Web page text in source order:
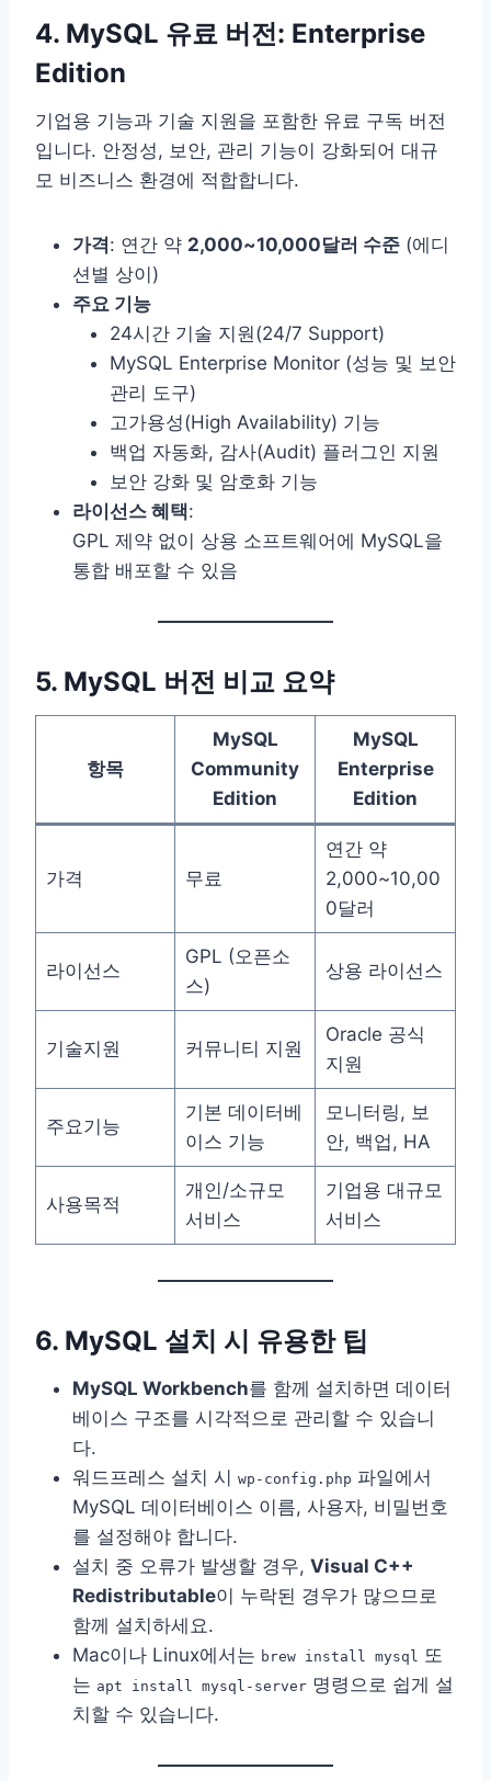
4. MySQL 유료 버전: Enterprise
Edition
기업용 기능과 기술 지원을 포함한 유료 구독 버전
입니다. 안정성, 보안, 관리 기능이 강화되어 대규
모 비즈니스 환경에 적합합니다.
가격: 연간 약 2,000~10,000달러 수준 (에디
션별 상이)
주요 기능
24시간 기술 지원(24/7 Support)
MySQL Enterprise Monitor (성능 및 보안
관리 도구)
고가용성(High Availability) 기능
백업 자동화, 감사(Audit) 플러그인 지원
보안 강화 및 암호화 기능
라이선스 혜택:
GPL 제약 없이 상용 소프트웨어에 MySQL을
통합 배포할 수 있음
5. MySQL 버전 비교 요약
항목
MySQL
Community
Edition
MySQL
Enterprise
Edition
가격 무료
연간 약
2,000~10,00
0달러
라이선스
GPL (오픈소
스)
상용 라이선스
기술지원 커뮤니티 지원
Oracle 공식
지원
주요기능
기본 데이터베
이스 기능
모니터링, 보
안, 백업, HA
사용목적
개인/소규모
서비스
기업용 대규모
서비스
6. MySQL 설치 시 유용한 팁
MySQL Workbench를 함께 설치하면 데이터
베이스 구조를 시각적으로 관리할 수 있습니
다.
워드프레스 설치 시 wp-config.php 파일에서
MySQL 데이터베이스 이름, 사용자, 비밀번호
를 설정해야 합니다.
설치 중 오류가 발생할 경우, Visual C++
Redistributable이 누락된 경우가 많으므로
함께 설치하세요.
Mac이나 Linux에서는 brew install mysql
또
는 apt install mysql-server 명령으로 쉽게 설
치할 수 있습니다.